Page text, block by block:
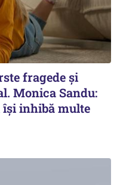
fragede și
Monica Sandu:
își inhibă multe